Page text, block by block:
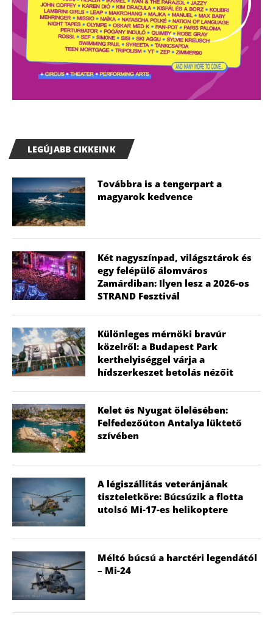
LEGÚJABB CIKKEINK
Továbbra is a tengerpart a
magyarok kedvence
Két nagyszínpad, világsztárok és
egy felépülő álomváros
Zamárdiban: Ilyen lesz a 2026-os
STRAND Fesztivál
Különleges mérnöki bravúr
közelről: a Budapest Park
kerthelyiséggel várja a
hídszerkeszet betolás nézőit
Kelet és Nyugat ölelésében:
Felfedezőúton Antalya lüktető
szívében
A légiszállítás veteránjának
tiszteletköre: Búcsúzik a flotta
utolsó Mi-17-es helikoptere
Méltó búcsú a harctéri legendától
– Mi-24